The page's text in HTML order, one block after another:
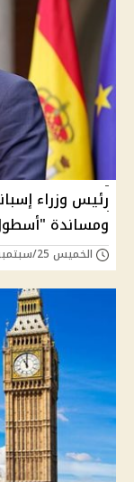
رئيس وزراء
ومساندة
الخميس 25/سبتمبر/2025 - 01:31 ص